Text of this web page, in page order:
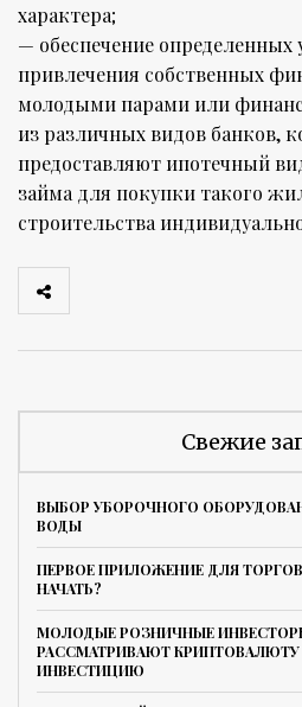
характера;
— обеспечение определенных
привлечения собственных
молодыми парами или
из различных видов банков,
предоставляют ипотечный
займа для покупки такого
строительства
Свежие
ВЫБОР УБОРОЧНОГО
ВОДЫ
ПЕРВОЕ ПРИЛОЖЕНИЕ ДЛЯ
НАЧАТЬ?
МОЛОДЫЕ РОЗНИЧНЫЕ
РАССМАТРИВАЮТ
ИНВЕСТИЦИЮ